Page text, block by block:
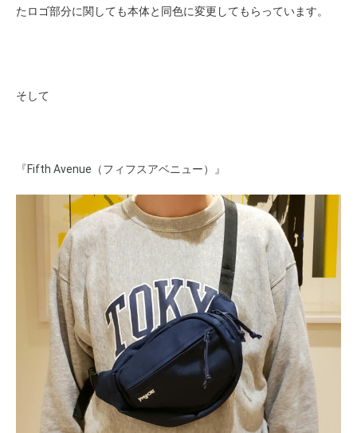
たロゴ部分に関しても本体と同色に変更してもらっています。
そして
『Fifth Avenue（フィフスアベニュー）』